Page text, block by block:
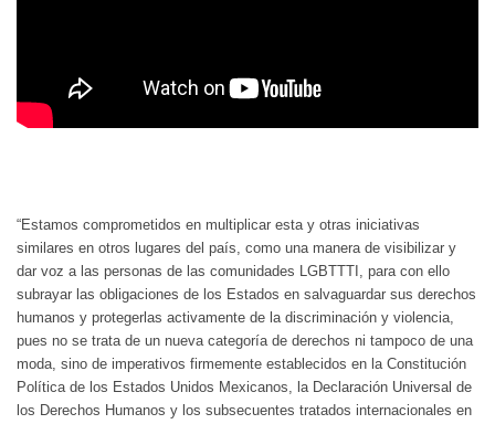
“Estamos comprometidos en multiplicar esta y otras iniciativas
similares en otros lugares del país, como una manera de visibilizar y
dar voz a las personas de las comunidades LGBTTTI, para con ello
subrayar las obligaciones de los Estados en salvaguardar sus derechos
humanos y protegerlas activamente de la discriminación y violencia,
pues no se trata de un nueva categoría de derechos ni tampoco de una
moda, sino de imperativos firmemente establecidos en la Constitución
Política de los Estados Unidos Mexicanos, la Declaración Universal de
los Derechos Humanos y los subsecuentes tratados internacionales en